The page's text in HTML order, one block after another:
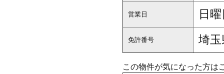
営業日 日
免許番号 埼
この物件が気になった方は